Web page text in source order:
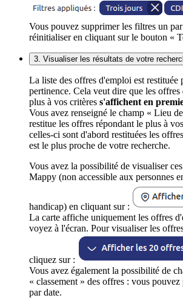
Vous pouvez supprimer les filtres un
réinitialiser en cliquant sur le bouton «
3. Visualiser les résultats de votre
La liste des offres d'emploi est restituée
pertinence. Cela veut dire que les
plus à vos critères s'affichent en
Vous avez renseigné le champ « Lieu
restitue les offres répondant le plus à
celles-ci sont d'abord restituées les
est le plus proche de votre recherche.
Vous avez la possibilité de visualiser
Mappy (non accessible aux personnes
handicap) en cliquant sur :
La carte affiche uniquement les offres
voyez à l'écran. Pour visualiser les
cliquez sur :
Vous avez également la possibilité de
« classement » des offres : vous
par date.